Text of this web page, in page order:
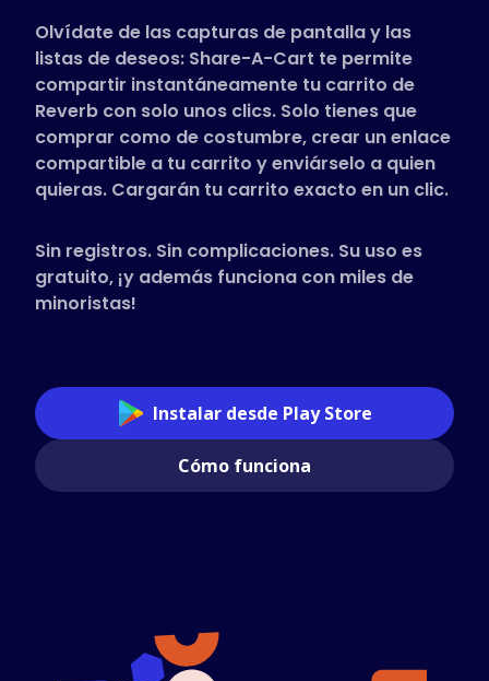
Español (Spanish)
Olvídate de las capturas de pantalla y las
listas de deseos: Share-A-Cart te permite
compartir instantáneamente tu carrito de
Reverb con solo unos clics. Solo tienes que
comprar como de costumbre, crear un enlace
compartible a tu carrito y enviárselo a quien
quieras. Cargarán tu carrito exacto en un clic.
Sin registros. Sin complicaciones. Su uso es
gratuito, ¡y además funciona con miles de
minoristas!
Instalar desde Play Store
Cómo funciona